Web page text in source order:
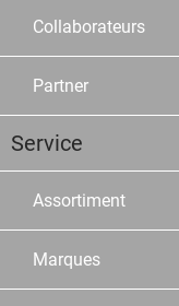
Collaborateurs
Partner
Service
Assortiment
Marques